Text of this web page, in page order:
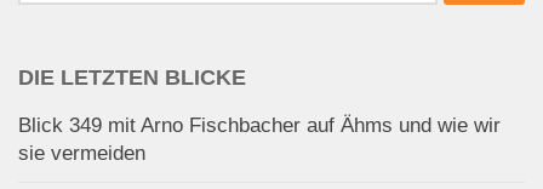
DIE LETZTEN BLICKE
Blick 349 mit Arno Fischbacher auf Ähms und wie wir
sie vermeiden